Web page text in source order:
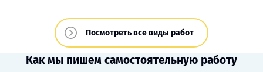
Посмотреть все виды работ
Как мы пишем самостоятельную работу